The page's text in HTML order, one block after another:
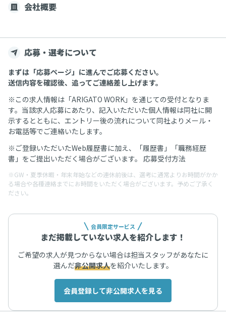
会社概要
応募・選考について
まずは「応募ページ」に進んでご応募ください。
送信内容を確認後、追ってご連絡差し上げます。
※この求人情報は「ARIGATO WORK」を通じての受付となりま
す。当該求人応募にあたり、記入いただいた個人情報は同社に開
示するとともに、エントリー後の流れについて同社よりメール・
お電話等でご連絡いたします。
※ご登録いただいたWeb履歴書に加え、「履歴書」「職務経歴
書」をご提出いただく場合がございます。 応募受付方法
※GW・夏季休暇・年末年始などの連休前後は、選考に通常よりお時間がかか
る場合や各種連絡までにお時間をいただく場合がございます。予めご了承く
ださい。
会員限定サービス
まだ掲載していない求人を紹介します！
ご希望の求人が見つからない場合は担当スタッフがあなたに
選んだ非公開求人を紹介いたします。
会員登録して非公開求人を見る